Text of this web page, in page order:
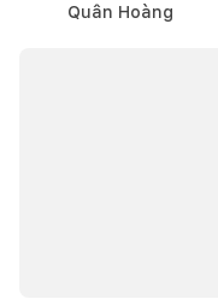
Quân Hoàng